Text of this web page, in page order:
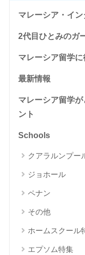
マレーシア・イ
2代目ひとみのガ
マレーシア留学
最新情報
マレーシア留学
ント
Schools
クアラルンプー
ジョホール
ペナン
その他
ホームスクール
エプソム特集